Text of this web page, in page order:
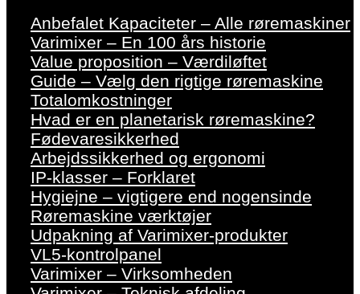
Anbefalet Kapaciteter – Alle røremaskiner
Varimixer – En 100 års historie
Value proposition – Værdiløftet
Guide – Vælg den rigtige røremaskine
Totalomkostninger
Hvad er en planetarisk røremaskine?
Fødevaresikkerhed
Arbejdssikkerhed og ergonomi
IP-klasser – Forklaret
Hygiejne – vigtigere end nogensinde
Røremaskine værktøjer
Udpakning af Varimixer-produkter
VL5-kontrolpanel
Varimixer – Virksomheden